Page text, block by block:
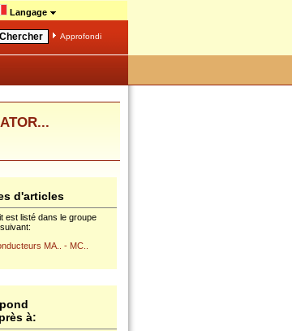
Langage
Approfondi
d'articles
est listé dans le groupe
MA.. - MC..
à: